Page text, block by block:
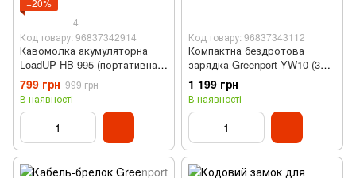
−20%
4
Код товару: 96837342914
Кавомолка акумуляторна
LoadUP HB-995 (портативна,
електрична, USB)
799 грн 999 грн
В наявності
Код товару: 96837343112
Компактна бездротова
зарядка Greenport YW10 (3в1,
15W, Чорний)
1 199 грн
В наявності